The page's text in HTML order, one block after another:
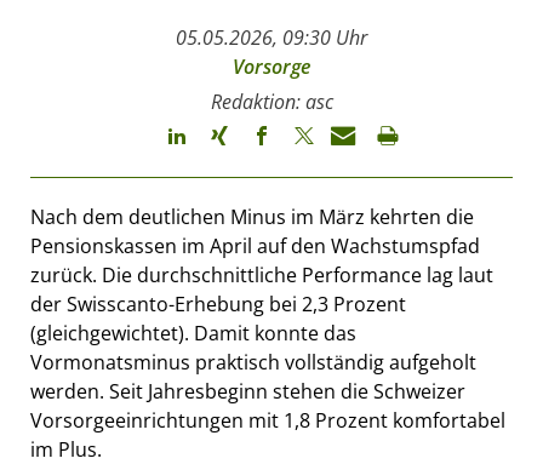
05.05.2026, 09:30 Uhr
Vorsorge
Redaktion: asc
Nach dem deutlichen Minus im März kehrten die
Pensionskassen im April auf den Wachstumspfad
zurück. Die durchschnittliche Performance lag laut
der Swisscanto-Erhebung bei 2,3 Prozent
(gleichgewichtet). Damit konnte das
Vormonatsminus praktisch vollständig aufgeholt
werden. Seit Jahresbeginn stehen die Schweizer
Vorsorgeeinrichtungen mit 1,8 Prozent komfortabel
im Plus.